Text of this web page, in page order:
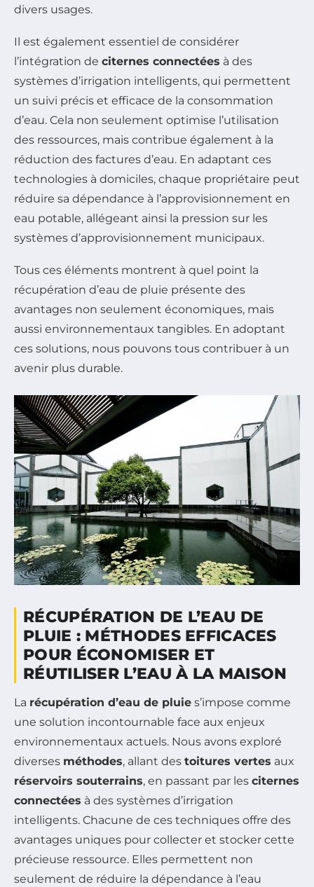
divers usages.
Il est également essentiel de considérer
l’intégration de citernes connectées à des
systèmes d’irrigation intelligents, qui permettent
un suivi précis et efficace de la consommation
d’eau. Cela non seulement optimise l’utilisation
des ressources, mais contribue également à la
réduction des factures d’eau. En adaptant ces
technologies à domiciles, chaque propriétaire peut
réduire sa dépendance à l’approvisionnement en
eau potable, allégeant ainsi la pression sur les
systèmes d’approvisionnement municipaux.
Tous ces éléments montrent à quel point la
récupération d’eau de pluie présente des
avantages non seulement économiques, mais
aussi environnementaux tangibles. En adoptant
ces solutions, nous pouvons tous contribuer à un
avenir plus durable.
RÉCUPÉRATION DE L’EAU DE
PLUIE : MÉTHODES EFFICACES
POUR ÉCONOMISER ET
RÉUTILISER L’EAU À LA MAISON
La récupération d’eau de pluie s’impose comme
une solution incontournable face aux enjeux
environnementaux actuels. Nous avons exploré
diverses méthodes, allant des toitures vertes aux
réservoirs souterrains, en passant par les citernes
connectées à des systèmes d’irrigation
intelligents. Chacune de ces techniques offre des
avantages uniques pour collecter et stocker cette
précieuse ressource. Elles permettent non
seulement de réduire la dépendance à l’eau